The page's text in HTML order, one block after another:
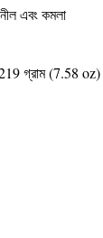
এবং কমলা
গ্রাম (7.58 oz)